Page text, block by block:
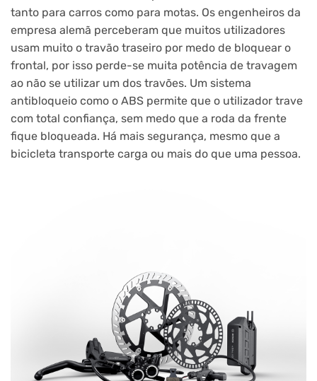
tanto para carros como para motas. Os engenheiros da
empresa alemã perceberam que muitos utilizadores
usam muito o travão traseiro por medo de bloquear o
frontal, por isso perde-se muita potência de travagem
ao não se utilizar um dos travões. Um sistema
antibloqueio como o ABS permite que o utilizador trave
com total confiança, sem medo que a roda da frente
fique bloqueada. Há mais segurança, mesmo que a
bicicleta transporte carga ou mais do que uma pessoa.